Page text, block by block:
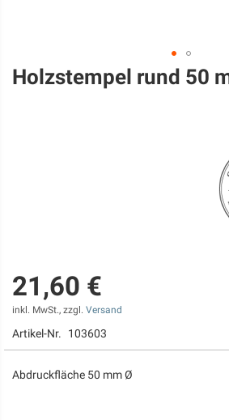
Zum
Anfang
Holzstempel rund 50
21,60 €
inkl. MwSt., zzgl. Versand
Artikel-Nr. 103603
Abdruckfläche 50 mm Ø